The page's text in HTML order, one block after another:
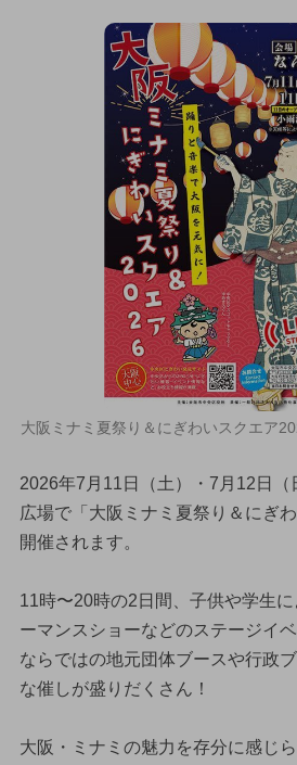
大阪ミナミ夏祭り＆にぎわいスクエア
2026年7月11日（土）・7月12日
広場で「大阪ミナミ夏祭り＆にぎ
開催されます。
11時〜20時の2日間、子供や学生
ーマンスショーなどのステージイ
ならではの地元団体ブースや行政
な催しが盛りだくさん！
大阪・ミナミの魅力を存分に感じ